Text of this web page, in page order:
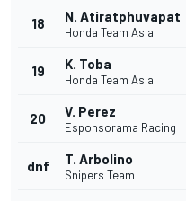
18 N. Atiratphuvapat
Honda Team Asia
19 K. Toba
Honda Team Asia
20 V. Perez
Esponsorama Racing
dnf T. Arbolino
Snipers Team